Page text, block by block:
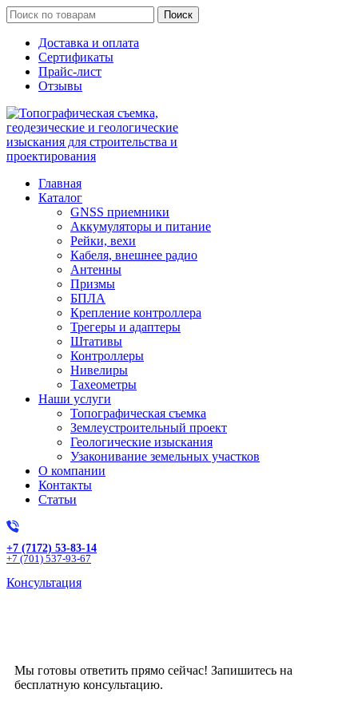
Поиск
Доставка и оплата
Сертификаты
Прайс-лист
Отзывы
Главная
Каталог
GNSS приемники
Аккумуляторы и питание
Рейки, вехи
Кабеля, внешнее радио
Антенны
Призмы
БПЛА
Крепление контроллера
Трегеры и адаптеры
Штативы
Контроллеры
Нивелиры
Тахеометры
Наши услуги
Топографическая съемка
Землеустроительный проект
Геологические изыскания
Узаконивание земельных участков
О компании
Контакты
Статьи
+7 (7172) 53-83-14
+7 (701) 537-93-67
Консультация
Мы готовы ответить прямо сейчас! Запишитесь на
бесплатную консультацию.